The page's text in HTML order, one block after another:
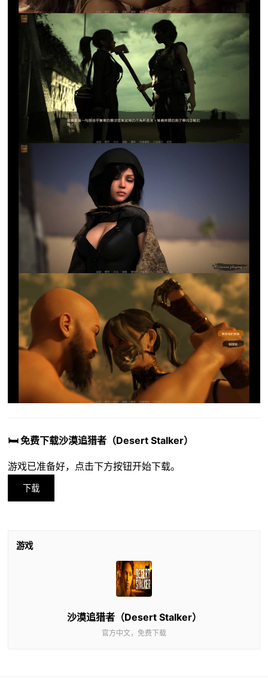
🛏️ 免费下载沙漠追猎者（Desert Stalker）
游戏已准备好，点击下方按钮开始下载。
下载
游戏
沙漠追猎者（Desert Stalker）
官方中文，免费下载